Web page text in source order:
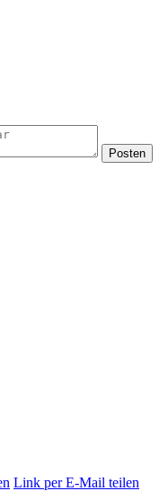
Link per E-Mail teilen